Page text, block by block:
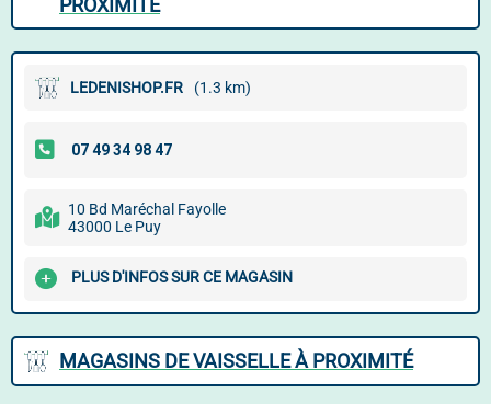
PROXIMITÉ
LEDENISHOP.FR (1.3 km)
10 Bd Maréchal Fayolle
43000 Le Puy
PLUS D'INFOS SUR CE MAGASIN
MAGASINS DE VAISSELLE À PROXIMITÉ